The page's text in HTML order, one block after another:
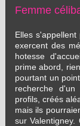
Femme
Elles
exercent des
hotesse
prime abord,
pourtant un
recherche
profils, créés
mais ils
sur